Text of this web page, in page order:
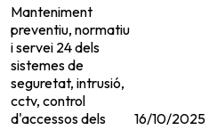
Manteniment
preventiu, normatiu
i servei 24 dels
sistemes de
seguretat, intrusió,
cctv, control
d'accessos dels
16/10/2025